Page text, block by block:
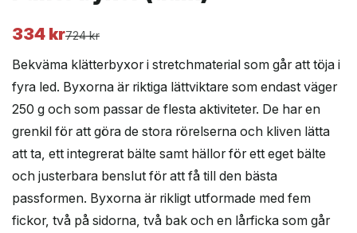
724kr
Det
priset
var:
724 kr.
334 kr
Det
priset
är:
334 kr.
Bekväma klätterbyxor i stretchmaterial som går att töja i
fyra led. Byxorna är riktiga lättviktare som endast väger
250 g och som passar de flesta aktiviteter. De har en
grenkil för att göra de stora rörelserna och kliven lätta
att ta, ett integrerat bälte samt hällor för ett eget bälte
och justerbara benslut för att få till den bästa
passformen. Byxorna är rikligt utformade med fem
fickor, två på sidorna, två bak och en lårficka som går